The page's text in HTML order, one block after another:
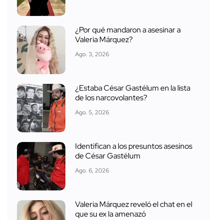
¿Por qué mandaron a asesinar a
Valeria Márquez?
Ago. 3, 2026
¿Estaba César Gastélum en la lista
de los narcovolantes?
Ago. 5, 2026
Identifican a los presuntos asesinos
de César Gastélum
Ago. 6, 2026
Valeria Márquez reveló el chat en el
que su ex la amenazó